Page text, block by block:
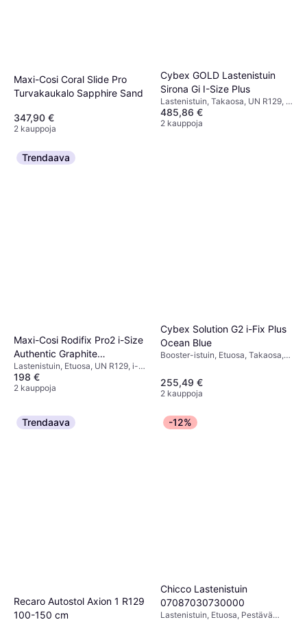
Maxi-Cosi Coral Slide Pro
Turvakaukalo Sapphire Sand
347,90 €
2 kauppoja
Cybex GOLD Lastenistuin
Sirona Gi I-Size Plus
Lastenistuin, Takaosa, UN R129, i-
Size, Vastasyntyneen istuimen
pienennin mukana, Säädettävä
485,86 €
2 kauppoja
Trendaava
Maxi-Cosi Rodifix Pro2 i-Size
Authentic Graphite
Turvaistuin
Lastenistuin, Etuosa, UN R129, i-
Size, Sivutörmäyssuojaus (ASIP),
Pestävä päällinen, Säädettävä
198 €
2 kauppoja
Cybex Solution G2 i-Fix Plus
Ocean Blue
Booster-istuin, Etuosa, Takaosa,
pääntuki, Sivutörmäyssuojaus
(ASIP), Pestävä päällinen
255,49 €
2 kauppoja
Trendaava
Recaro Autostol Axion 1 R129
100-150 cm
-12%
Chicco Lastenistuin
07087030730000
Lastenistuin, Etuosa, Pestävä